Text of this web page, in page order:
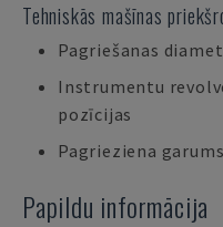
Tehniskās mašīnas
Pagriešanas
Instrumentu
pozīcijas
Pagrieziena
Papildu informācija